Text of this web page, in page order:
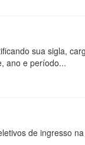
sua sigla,
ano e período...
de ingresso